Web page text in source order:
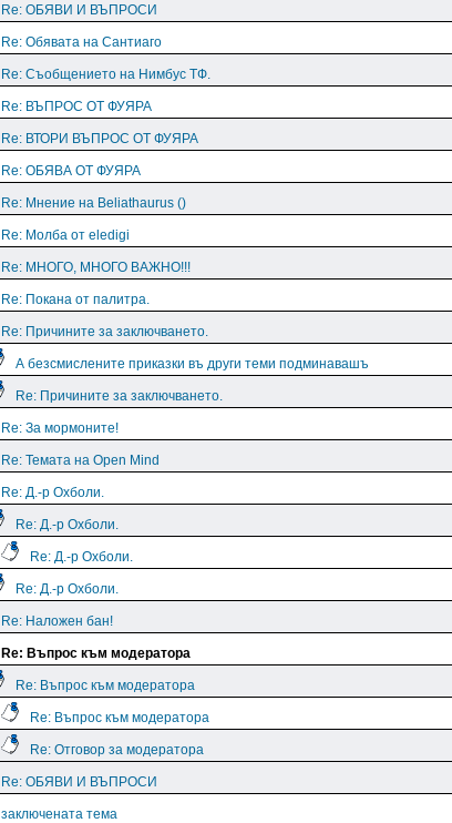
Re: ОБЯВИ И ВЪПРОСИ
Re: Обявата на Сантиаго
Re: Съобщението на Нимбус ТФ.
Re: ВЪПРОС ОТ ФУЯРА
Re: ВТОРИ ВЪПРОС ОТ ФУЯРА
Re: ОБЯВА ОТ ФУЯРА
Re: Мнение на Beliathaurus ()
Re: Молба от eledigi
Re: МНОГО, МНОГО ВАЖНО!!!
Re: Покана от палитра.
Re: Причините за заключването.
А безсмислените приказки въ други теми подминавашъ
Re: Причините за заключването.
Re: За мормоните!
Re: Темата на Open Mind
Re: Д.-р Охболи.
Re: Д.-р Охболи.
Re: Д.-р Охболи.
Re: Д.-р Охболи.
Re: Наложен бан!
Re: Въпрос към модератора
Re: Въпрос към модератора
Re: Въпрос към модератора
Re: Отговор за модератора
Re: ОБЯВИ И ВЪПРОСИ
заключената тема